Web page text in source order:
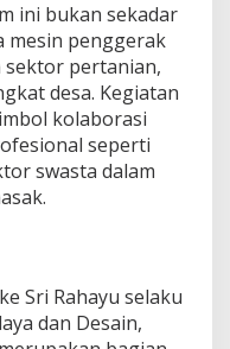
ini bukan sekadar
mesin penggerak
pertanian,
desa. Kegiatan
kolaborasi
seperti
swasta dalam
Sri Rahayu selaku
dan Desain,